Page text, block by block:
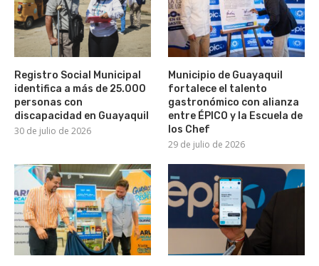
Registro Social Municipal
identifica a más de 25.000
personas con
discapacidad en Guayaquil
30 de julio de 2026
Municipio de Guayaquil
fortalece el talento
gastronómico con alianza
entre ÉPICO y la Escuela de
los Chef
29 de julio de 2026